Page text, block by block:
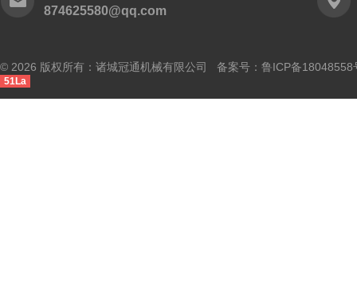
874625580@qq.com
© 2026 版权所有：诸城冠通机械有限公司 备案号： 鲁ICP备18048558
51La